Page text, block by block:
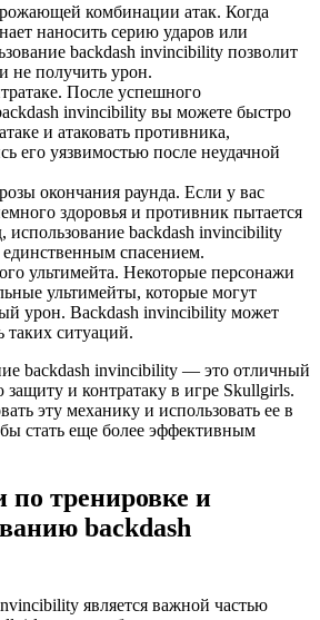
комбинации атак. Когда
наносить серию ударов или
backdash invincibility позволит
не получить урон.
После успешного
invincibility вы можете быстро
и атаковать противника,
его уязвимостью после неудачной
окончания раунда. Если у вас
здоровья и противник пытается
использование backdash invincibility
единственным спасением.
ультимейта. Некоторые персонажи
ультимейты, которые могут
урон. Backdash invincibility может
таких ситуаций.
backdash invincibility — это отличный
и контратаку в игре Skullgirls.
эту механику и использовать ее в
стать еще более эффективным
по тренировке и
backdash
является важной частью